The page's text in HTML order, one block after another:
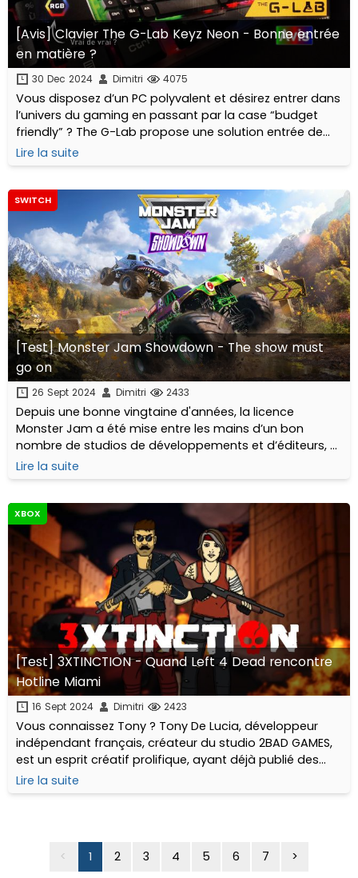
[Avis] Clavier The G-Lab Keyz Neon - Bonne entrée
en matière ?
30 Dec 2024 Dimitri 4075
Vous disposez d’un PC polyvalent et désirez entrer dans
l’univers du gaming en passant par la case “budget
friendly” ? The G-Lab propose une solution entrée de
gamme qui pourrait correspondre à vos attentes, si
elles ne sont pas trop exigeantes...
Lire la suite
SWITCH
[Test] Monster Jam Showdown - The show must
go on
26 Sept 2024 Dimitri 2433
Depuis une bonne vingtaine d'années, la licence
Monster Jam a été mise entre les mains d’un bon
nombre de studios de développements et d’éditeurs, et
a existé sur de nombreuses plateformes différentes,
avec un succès souvent très mitigé...
Lire la suite
XBOX
[Test] 3XTINCTION - Quand Left 4 Dead rencontre
Hotline Miami
16 Sept 2024 Dimitri 2423
Vous connaissez Tony ? Tony De Lucia, développeur
indépendant français, créateur du studio 2BAD GAMES,
est un esprit créatif prolifique, ayant déjà publié des
jeux variés et sortant des sentiers battus...
Lire la suite
< 1 2 3 4 5 6 7 >